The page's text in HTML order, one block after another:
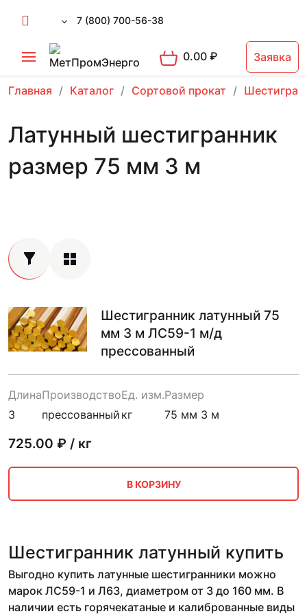
7 (800) 700-56-38
0.00₽ Заявка
Главная Каталог Сортовой прокат
Латунный шестигранник
размер 75 мм 3 м
Шестигранник латунный 75
мм 3 м ЛС59-1 м/д
прессованный
Длина
3
Производство
прессованный
Ед. изм.
кг
Размер
75 мм 3 м
725.00 ₽ / кг
В КОРЗИНУ
Шестигранник латунный купить
Выгодно купить латунные шестигранники можно
марок ЛС59-1 и Л63, диаметром от 3 до 160 мм. В
наличии есть горячекатаные и калиброванные виды